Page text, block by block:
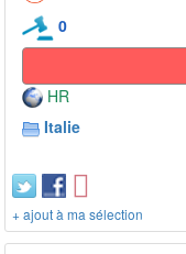
0
HR
Italie
+ ajout à ma sélection